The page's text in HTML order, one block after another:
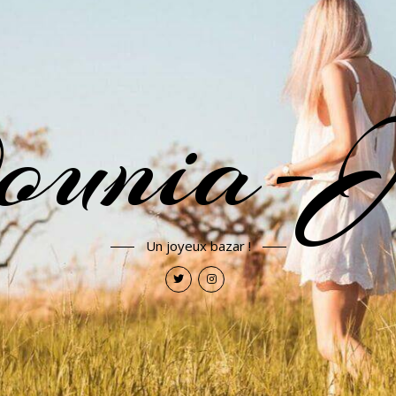
Un joyeux bazar !